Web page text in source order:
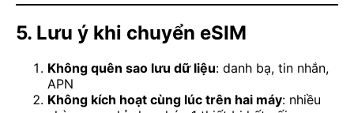
5. Lưu ý khi chuyển eSIM
Không quên sao lưu dữ liệu: danh bạ, tin nhắn,
APN
Không kích hoạt cùng lúc trên hai máy: nhiều